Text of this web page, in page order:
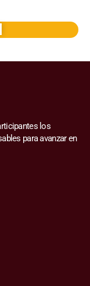
los
para avanzar en